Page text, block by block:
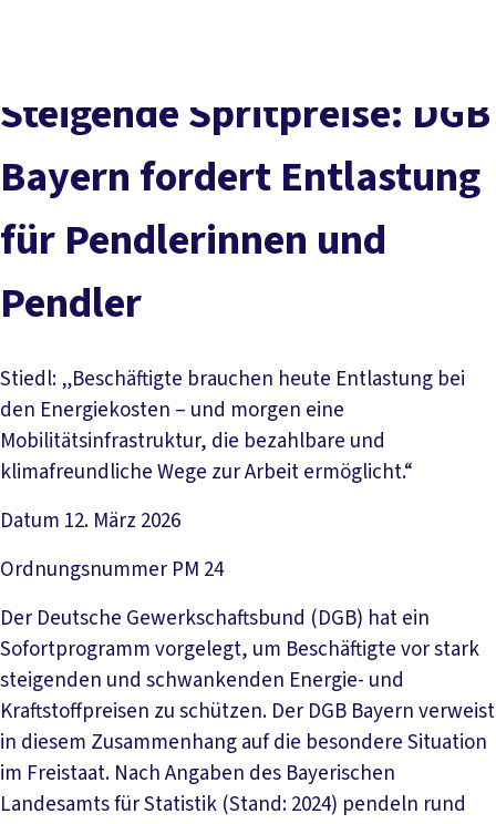
Service
Mitmachen
Steigende Spritpreise: DGB
Bayern fordert Entlastung
für Pendlerinnen und
Pendler
Stiedl: „Beschäftigte brauchen heute Entlastung bei
den Energiekosten – und morgen eine
Mobilitätsinfrastruktur, die bezahlbare und
klimafreundliche Wege zur Arbeit ermöglicht.“
Datum 12. März 2026
Ordnungsnummer PM 24
Der Deutsche Gewerkschaftsbund (DGB) hat ein
Sofortprogramm vorgelegt, um Beschäftigte vor stark
steigenden und schwankenden Energie- und
Kraftstoffpreisen zu schützen. Der DGB Bayern verweist
in diesem Zusammenhang auf die besondere Situation
im Freistaat. Nach Angaben des Bayerischen
Landesamts für Statistik (Stand: 2024) pendeln rund